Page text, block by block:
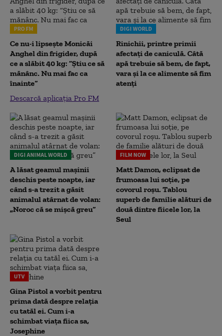
PRO FM
Ce nu-i lipsește Monicăi
Anghel din frigider, după
ce a slăbit 40 kg: “Știu ce să
mănânc. Nu mai fac ca
înainte”
Descarcă aplicația Pro FM
DIGI WORLD
Rinichii, printre primii
afectați de caniculă. Câtă
apă trebuie să bem, de fapt,
vara și la ce alimente să fim
atenți
DIGI ANIMAL WORLD
A lăsat geamul mașinii
deschis peste noapte, iar
când s-a trezit a găsit
animalul atârnat de volan:
„Noroc că se mișcă greu”
FILM NOW
Matt Damon, eclipsat de
frumoasa lui soție, pe
covorul roșu. Tablou
superb de familie alături de
două dintre fiicele lor, la
Seul
UTV
Gina Pistol a vorbit pentru
prima dată despre relația
cu tatăl ei. Cum i-a
schimbat viața fiica sa,
Josephine